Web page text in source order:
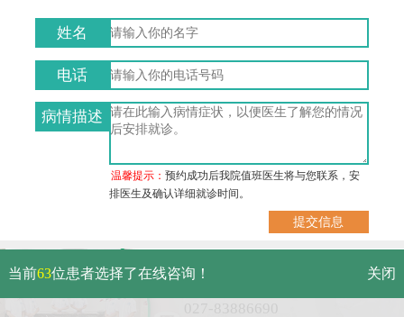
姓名
电话
病情描述
温馨提示：预约成功后我院值班医生将与您联系，安
排医生及确认详细就诊时间。
武汉市硚口区解放大道479号
当前63位患者选择了在线咨询！ 关闭